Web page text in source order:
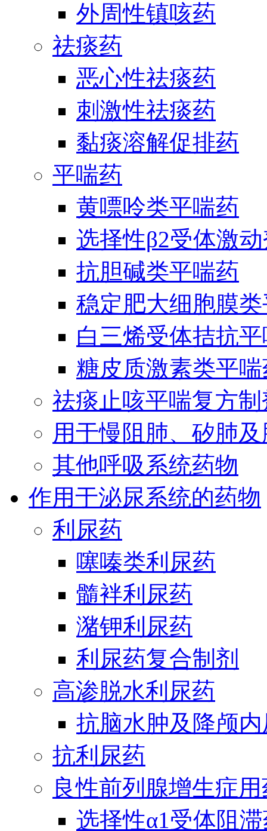
外周性镇咳药
祛痰药
恶心性祛痰药
刺激性祛痰药
黏痰溶解促排药
平喘药
黄嘌呤类平喘药
选择性β2受体激
抗胆碱类平喘药
稳定肥大细胞膜
白三烯受体拮抗
糖皮质激素类平
祛痰止咳平喘复方制
用于慢阻肺、矽肺
其他呼吸系统药物
作用于泌尿系统的药物
利尿药
噻嗪类利尿药
髓袢利尿药
潴钾利尿药
利尿药复合制剂
高渗脱水利尿药
抗脑水肿及降颅
抗利尿药
良性前列腺增生症
选择性α1受体阻